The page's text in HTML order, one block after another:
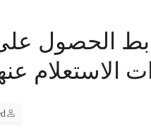
الاستعلام